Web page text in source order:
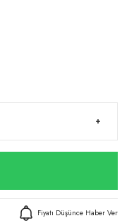
Fiyatı Düşünce Haber Ver